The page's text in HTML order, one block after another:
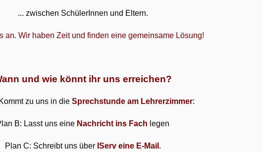
... zwischen SchülerInnen und Eltern.
an. Wir haben Zeit und finden eine gemeinsame Lösung!
und wie könnt ihr uns erreichen?
zu uns in die Sprechstunde am Lehrerzimmer:
B: Lasst uns eine Nachricht ins Fach legen
Plan C: Schreibt uns über IServ eine E-Mail .